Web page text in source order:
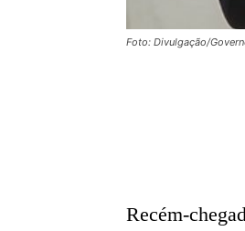
Foto: Divulgação/
Recém-